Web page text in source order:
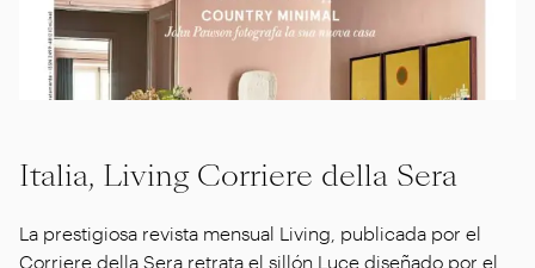
Italia, Living Corriere della Sera
La prestigiosa revista mensual Living, publicada por el
Corriere della Sera retrata el sillón Luce diseñado por el